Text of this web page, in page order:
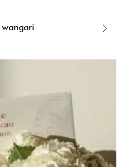
wangari